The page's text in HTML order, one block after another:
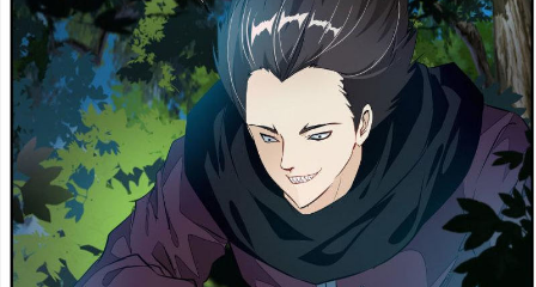
Cổ Đại
Hiện đại
Huyền Huyễn
Hài Hước
Hàn Quốc
Hậu Cung